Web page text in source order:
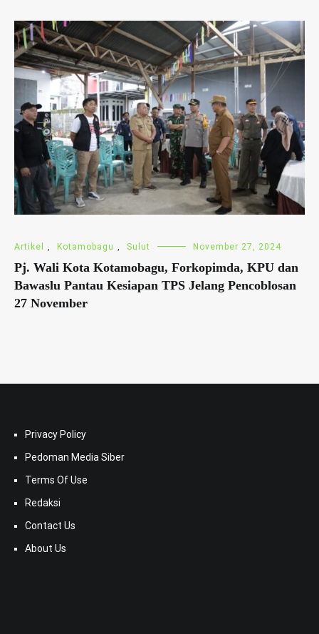
Artikel Kotamobagu Sulut November 27, 2024
Pj. Wali Kota Kotamobagu, Forkopimda, KPU dan
Bawaslu Pantau Kesiapan TPS Jelang Pencoblosan
27 November
Privacy Policy
Pedoman Media Siber
Terms Of Use
Redaksi
Contact Us
About Us